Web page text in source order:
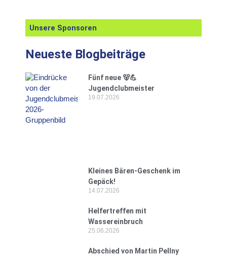
Unsere Sponsoren
Neueste Blogbeiträge
Fünf neue 🐻💪
Jugendclubmeister
19.07.2026
Kleines Bären-Geschenk im
Gepäck!
14.07.2026
Helfertreffen mit
Wassereinbruch
25.06.2026
Abschied von Martin Pellny